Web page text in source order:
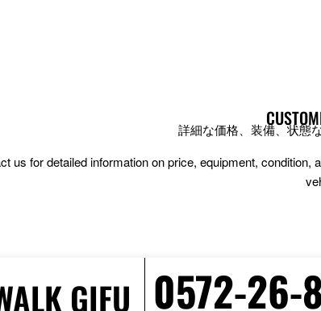
詳細な価格、装備、状態
us for detailed information on price, equipment,
GIFU 0572-26-